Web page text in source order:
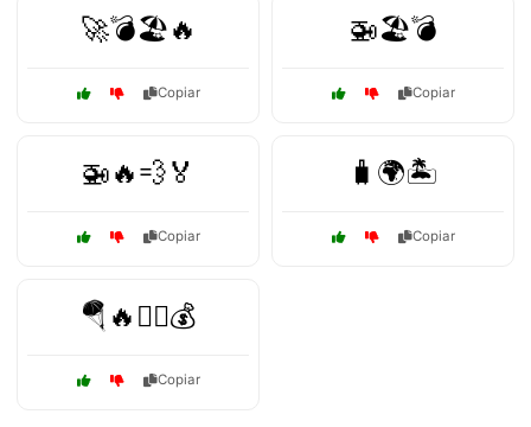
🚀💣🏖️🔥
Copiar
🚁🏖️💣
Copiar
🚁🔥💨🏅
Copiar
🧳🌍🏝️
Copiar
🪂🔥🏃‍♀️💰
Copiar